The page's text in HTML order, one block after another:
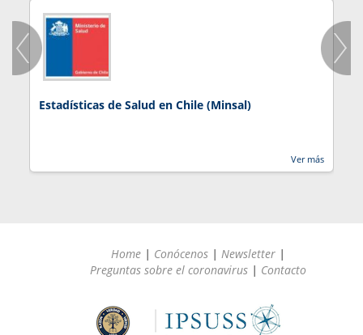
Estadísticas de Salud en Chile (Minsal)
Ver más
Home | Conócenos | Newsletter |
Preguntas sobre el coronavirus | Contacto